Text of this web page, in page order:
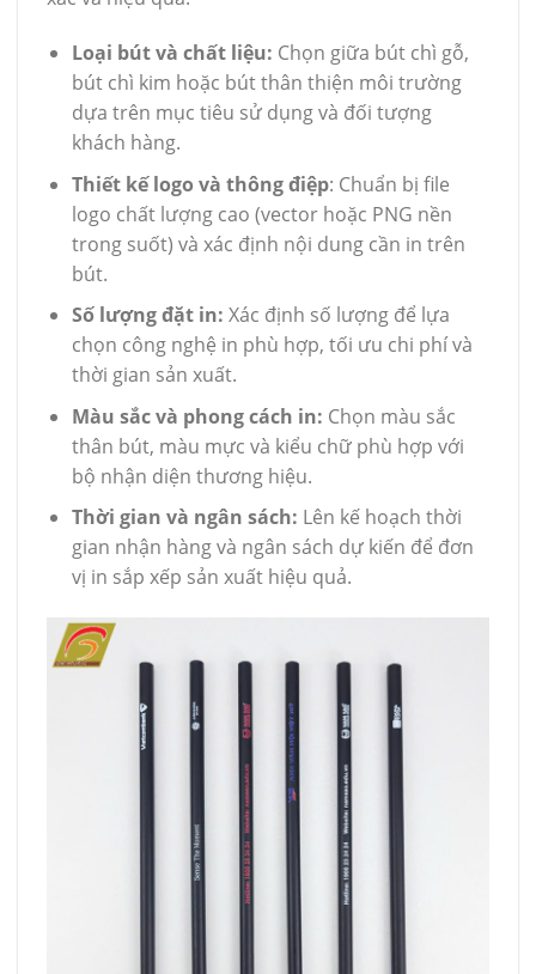
Loại bút và chất liệu: Chọn giữa bút chì gỗ,
bút chì kim hoặc bút thân thiện môi trường
dựa trên mục tiêu sử dụng và đối tượng
khách hàng.
Thiết kế logo và thông điệp: Chuẩn bị file
logo chất lượng cao (vector hoặc PNG nền
trong suốt) và xác định nội dung cần in trên
bút.
Số lượng đặt in: Xác định số lượng để lựa
chọn công nghệ in phù hợp, tối ưu chi phí và
thời gian sản xuất.
Màu sắc và phong cách in: Chọn màu sắc
thân bút, màu mực và kiểu chữ phù hợp với
bộ nhận diện thương hiệu.
Thời gian và ngân sách: Lên kế hoạch thời
gian nhận hàng và ngân sách dự kiến để đơn
vị in sắp xếp sản xuất hiệu quả.